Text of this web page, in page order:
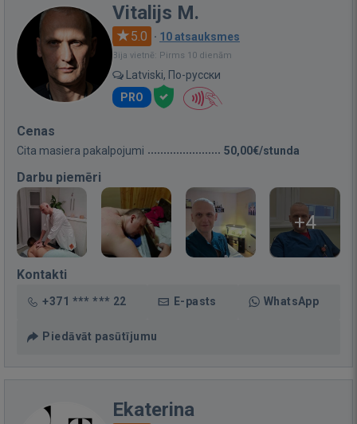
Vitalijs M.
5.0 · 10 atsauksmes
Bija vietnē: Pirms 10 dienām
Latviski, По-русски
PRO
Cenas
Cita masiera pakalpojumi 50,00€/stunda
Darbu piemēri
+4
Kontakti
+371 *** *** 22 E-pasts WhatsApp
Piedāvāt pasūtījumu
Ekaterina